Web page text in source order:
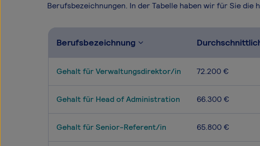
Berufsbezeichnungen. In der Tabelle haben wir für Sie
Berufsbezeichnung
Gehalt für Verwaltungsdirektor/in 72.200 €
Gehalt für Head of Administration 66.300 €
Gehalt für Senior-Referent/in 65.800 €